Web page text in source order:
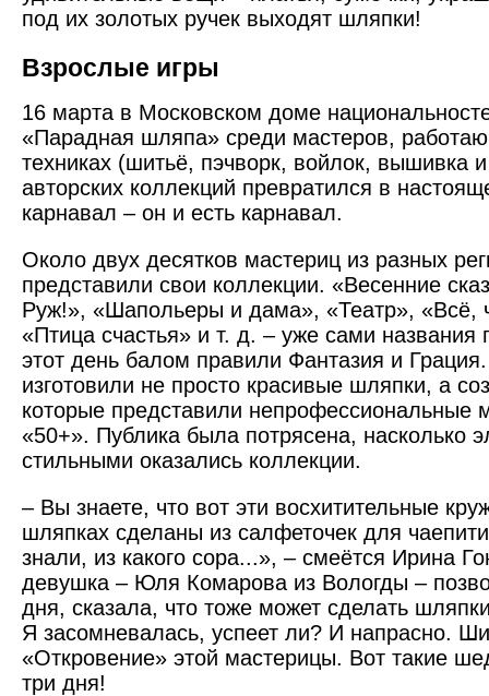
под их золотых ручек выходят шляпки!
Взрослые игры
16 марта в Московском доме
«Парадная шляпа» среди мастеров,
техниках (шитьё, пэчворк, войлок, вышивка
авторских коллекций превратился в
карнавал – он и есть карнавал.
Около двух десятков мастериц из разных
представили свои коллекции. «Весенние
Руж!», «Шапольеры и дама», «Театр», «Всё,
«Птица счастья» и т. д. – уже сами названия
этот день балом правили Фантазия и
изготовили не просто красивые шляпки, а
которые представили непрофессиональные
«50+». Публика была потрясена, насколько
стильными оказались коллекции.
– Вы знаете, что вот эти восхитительные
шляпках сделаны из салфеточек для
знали, из какого сора...», – смеётся Ирина
девушка – Юля Комарова из Вологды –
дня, сказала, что тоже может сделать
Я засомневалась, успеет ли? И напрасно.
«Откровение» этой мастерицы. Вот такие
три дня!